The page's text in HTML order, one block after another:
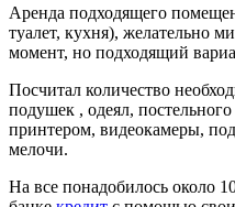
Аренда подходящего
туалет, кухня), желательно
момент, но подходящий
Посчитал количество
подушек , одеял,
принтером, видеокамеры,
мелочи.
На все понадобилось около